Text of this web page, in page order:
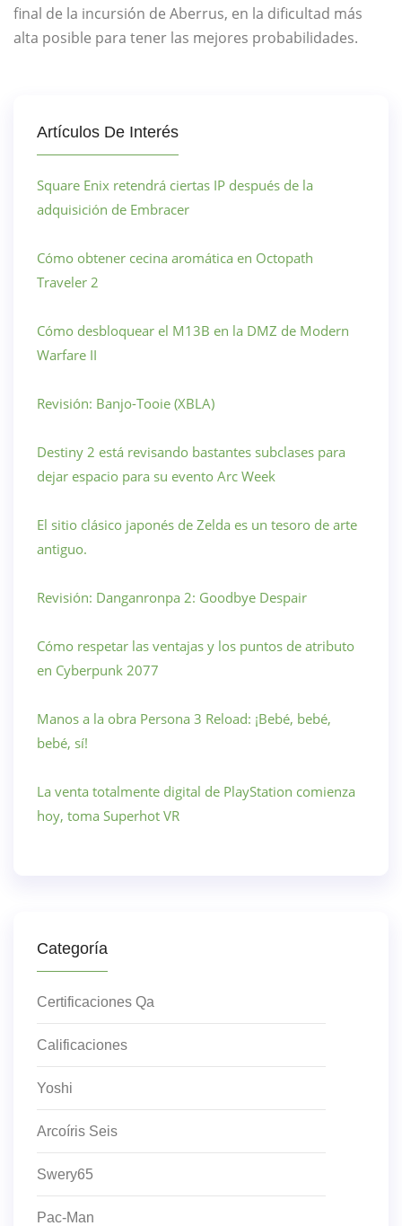
final de la incursión de Aberrus, en la dificultad más
alta posible para tener las mejores probabilidades.
Artículos De Interés
Square Enix retendrá ciertas IP después de la
adquisición de Embracer
Cómo obtener cecina aromática en Octopath
Traveler 2
Cómo desbloquear el M13B en la DMZ de Modern
Warfare II
Revisión: Banjo-Tooie (XBLA)
Destiny 2 está revisando bastantes subclases para
dejar espacio para su evento Arc Week
El sitio clásico japonés de Zelda es un tesoro de arte
antiguo.
Revisión: Danganronpa 2: Goodbye Despair
Cómo respetar las ventajas y los puntos de atributo
en Cyberpunk 2077
Manos a la obra Persona 3 Reload: ¡Bebé, bebé,
bebé, sí!
La venta totalmente digital de PlayStation comienza
hoy, toma Superhot VR
Categoría
Certificaciones Qa
Calificaciones
Yoshi
Arcoíris Seis
Swery65
Pac-Man